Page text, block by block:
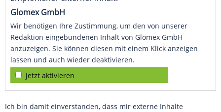
Glomex GmbH
Wir benötigen Ihre Zustimmung, um den von unserer
Redaktion eingebundenen Inhalt von Glomex GmbH
anzuzeigen. Sie können diesen mit einem Klick anzeigen
lassen und auch wieder deaktivieren.
jetzt aktivieren
Ich bin damit einverstanden, dass mir externe Inhalte